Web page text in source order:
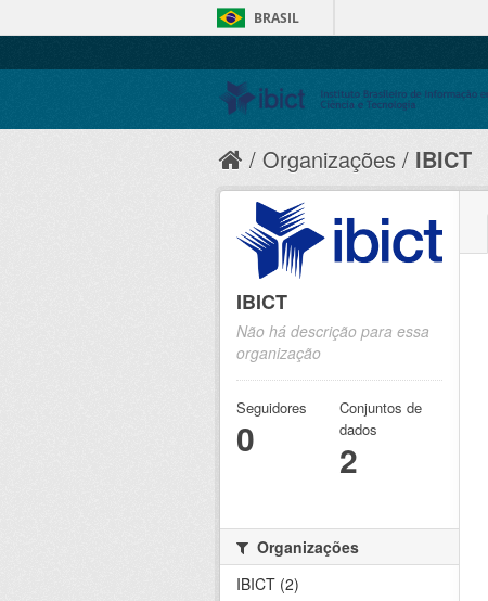
BRASIL
Organizações IBICT
IBICT
Não há descrição para essa
organização
Seguidores
0
Conjuntos de
dados
2
Organizações
IBICT (2)